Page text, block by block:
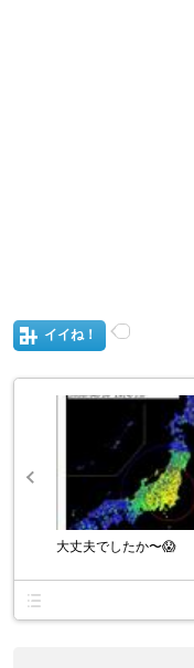
イイね！
大丈夫でしたか〜😱